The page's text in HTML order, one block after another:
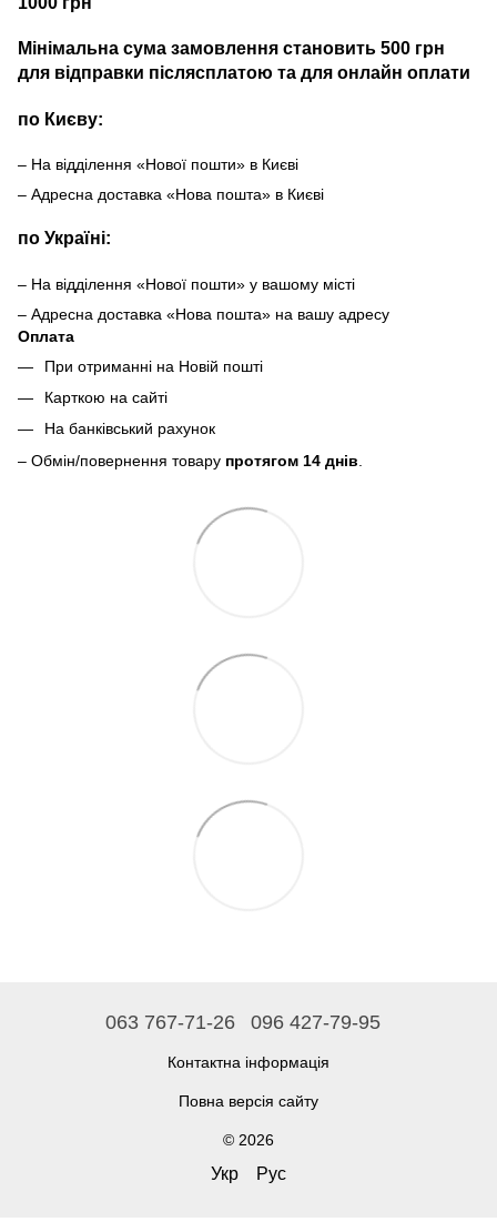
Мінімальна сума замовлення становить 500 грн
для відправки післясплатою та для онлайн оплати
по Києву:
– На відділення «Нової пошти» в Києві
– Адресна доставка «Нова пошта» в Києві
по Україні:
– На відділення «Нової пошти» у вашому місті
– Адресна доставка «Нова пошта» на вашу адресу
Оплата
При отриманні на Новій пошті
Карткою на сайті
На банківський рахунок
– Обмін/повернення товару протягом 14 днів
063 767-71-26 096 427-79-95
Контактна інформація
Повна версія сайту
© 2026
Укр Рус